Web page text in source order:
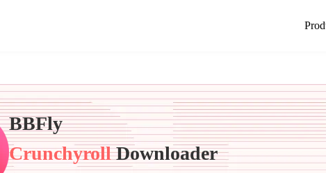
BBFly
CrunchyrollDownloader